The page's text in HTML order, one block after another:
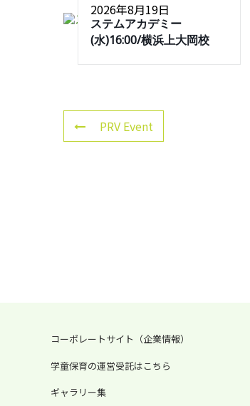
2026年8月19日
ステムアカデミー
(水)16:00/横浜上大岡校
PRV Event
コーポレートサイト（企業情報）
学童保育の運営受託はこちら
ギャラリー集